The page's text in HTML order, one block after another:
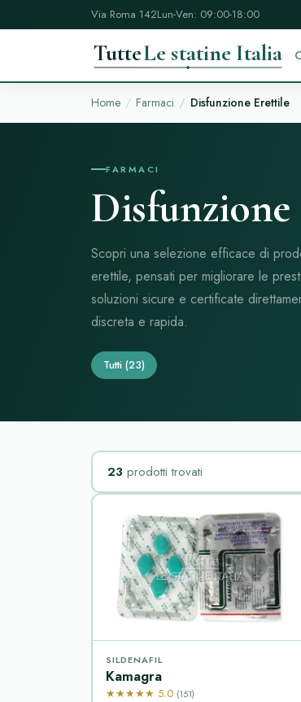
Via Roma 142Lun-Ven: 09:00-18:00
TutteLe statine Italia
Home Farmaci Disfunzione Erettile
FARMACI
Scopri una selezione efficace di
erettile, pensati per migliorare le
soluzioni sicure e certificate
discreta e rapida.
Tutti (23)
23 prodotti trovati
SILDENAFIL
Kamagra
★★★★★ 5.0 (151)